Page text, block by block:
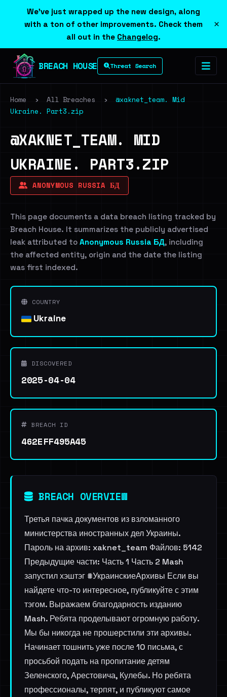
We've just wrapped up the new design, along
with a ton of other improvements. Check them
all out in the Changelog.
×
BREACH HOUSE Threat Search
Home › All Breaches ›
@xaknet_team. Mid
Ukraine. Part3.zip
@XAKNET_TEAM. MID
UKRAINE. PART3.ZIP
ANONYMOUS RUSSIA БД
This page documents a data breach listing tracked by
Breach House. It summarizes the publicly advertised
leak attributed to Anonymous Russia БД, including
the affected entity, origin and the date the listing
was first indexed.
COUNTRY
Ukraine
DISCOVERED
2025-04-04
BREACH ID
462EFF495A45
BREACH OVERVIEW
Третья пачка документов из взломанного
министерства иностранных дел Украины.
Пароль на архив: xaknet_team Файлов: 5142
Предыдущие части: Часть 1 Часть 2 Mash
запустил хэштэг #УкраинскиеАрхивы Если вы
найдете что-то интересное, публикуйте с этим
тэгом. Выражаем благодарность изданию
Mash. Ребята проделывают огромную работу.
Мы бы никогда не прошерстили эти архивы.
Начинает тошнить уже после 10 письма, с
просьбой подать на пропитание детям
Зеленского, Арестовича, Кулебы. Но ребята
профессионалы, терпят, и публикуют самое